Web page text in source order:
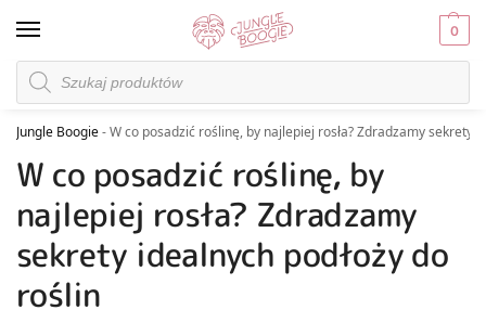
0
Jungle Boogie-W co posadzić roślinę, by najlepiej rosła? Zdradzamy sekrety
W co posadzić roślinę, by
najlepiej rosła? Zdradzamy
sekrety idealnych podłoży do
roślin